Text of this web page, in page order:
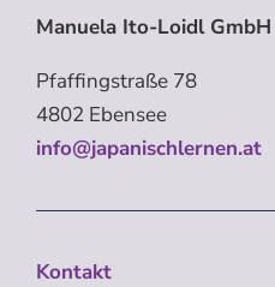
Manuela Ito-Loidl GmbH
Pfaffingstraße 78
4802 Ebensee
info@japanischlernen.at
Kontakt